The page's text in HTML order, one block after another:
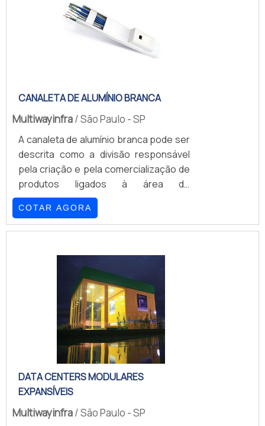
os armários rack para servidores são
desenvolvidos, uma vez que também
atuam com o objetivo de proporcionar
o dia a dia mais tranquilo aos
CANALETA DE ALUMÍNIO BRANCA
Multiwayinfra/ São Paulo - SP
A canaleta de alumínio branca pode ser
descrita como a divisão responsável
pela criação e pela comercialização de
produtos ligados à área de
infraestrutura de diferentes
setores.Segmentos que a canaleta
atende Telecomunicações;
outros.Além disso, a canaleta de
alumínio pode ser constituída por uma
série de vias e divisões, quando cada
uma delas tem o objetivo de aliar
funcionalidade e estética estrutural
propriamente dita.Sem precisar sair
deste plano inicial, també.
COTAR AGORA
DATA CENTERS MODULARES
EXPANSÍVEIS
Multiwayinfra/ São Paulo - SP